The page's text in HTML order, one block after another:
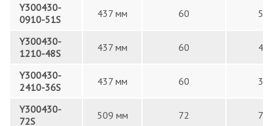
Y300430-
0910-51S
437 мм 60 51
Y300430-
1210-48S
437 мм 60 48
Y300430-
2410-36S
437 мм 60 36
Y300430-
72S
509 мм 72 72